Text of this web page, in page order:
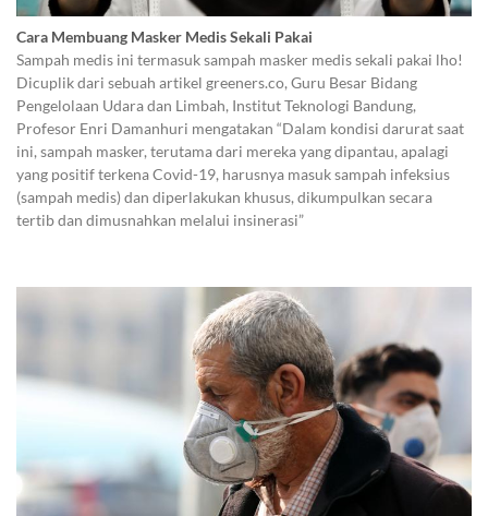
Cara Membuang Masker Medis Sekali Pakai
Sampah medis ini termasuk sampah masker medis sekali pakai lho!
Dicuplik dari sebuah artikel greeners.co, Guru Besar Bidang
Pengelolaan Udara dan Limbah, Institut Teknologi Bandung,
Profesor Enri Damanhuri mengatakan “Dalam kondisi darurat saat
ini, sampah masker, terutama dari mereka yang dipantau, apalagi
yang positif terkena Covid-19, harusnya masuk sampah infeksius
(sampah medis) dan diperlakukan khusus, dikumpulkan secara
tertib dan dimusnahkan melalui insinerasi”